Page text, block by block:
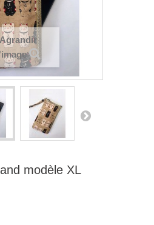
Agrandir
modèle XL